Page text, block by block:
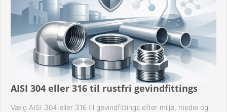
AISI 304 eller 316 til rustfri gevindfittings
Vælg AISI 304 eller 316 til gevindfittings efter miljø, medie og